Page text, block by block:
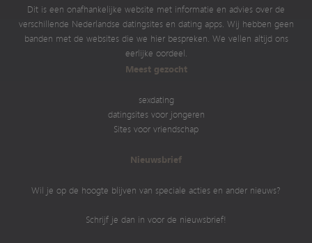
Dit is een onafhankelijke website met informatie en advies over de
verschillende Nederlandse datingsites en dating apps. Wij hebben geen
banden met de websites die we hier bespreken. We vellen altijd ons
eerlijke oordeel.
Meest gezocht
sexdating
datingsites voor jongeren
Sites voor vriendschap
Nieuwsbrief
Wil je op de hoogte blijven van speciale acties en ander nieuws?
Schrijf je dan in voor de nieuwsbrief!